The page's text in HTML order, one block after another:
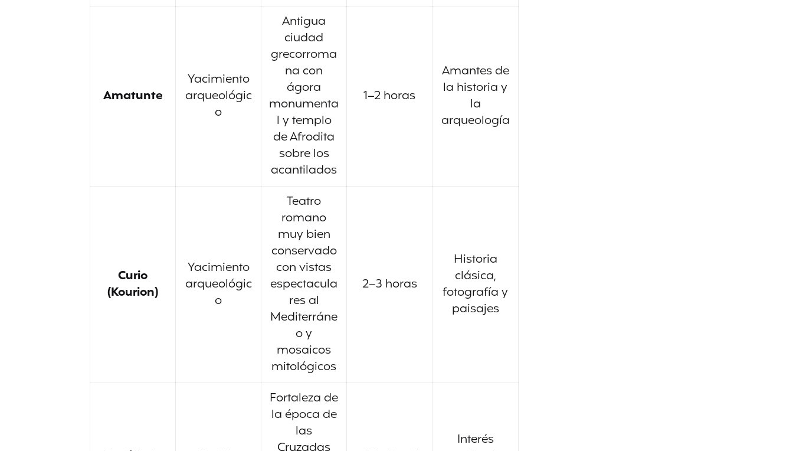
Amatunte
Yacimiento
arqueológic
o
Antigua
ciudad
grecorroma
na con
ágora
monumenta
l y templo
de Afrodita
sobre los
acantilados
1–2 horas
Amantes de
la historia y
la
arqueología
Curio
(Kourion)
Yacimiento
arqueológic
o
Teatro
romano
muy bien
conservado
con vistas
espectacula
res al
Mediterráne
o y
mosaicos
mitológicos
2–3 horas
Historia
clásica,
fotografía y
paisajes
Fortaleza de
la época de
las
Interés